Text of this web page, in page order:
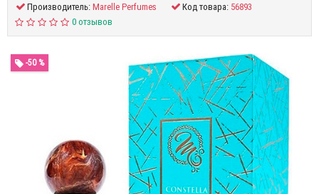
Производитель:Marelle Perfumes Код товара: 56893
0 отзывов
-50 %